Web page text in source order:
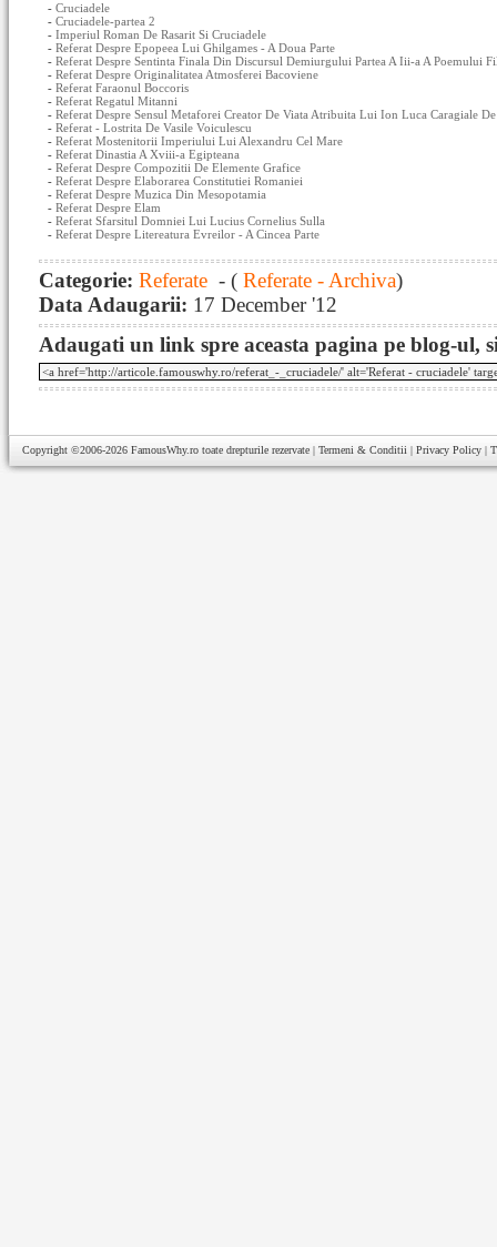
- Cruciadele
- Cruciadele-partea 2
- Imperiul Roman De Rasarit Si Cruciadele
- Referat Despre Epopeea Lui Ghilgames - A Doua Parte
- Referat Despre Sentinta Finala Din Discursul Demiurgului Partea A Iii-a A Poemului
- Referat Despre Originalitatea Atmosferei Bacoviene
- Referat Faraonul Boccoris
- Referat Regatul Mitanni
- Referat Despre Sensul Metaforei Creator De Viata Atribuita Lui Ion Luca Caragiale
- Referat - Lostrita De Vasile Voiculescu
- Referat Mostenitorii Imperiului Lui Alexandru Cel Mare
- Referat Dinastia A Xviii-a Egipteana
- Referat Despre Compozitii De Elemente Grafice
- Referat Despre Elaborarea Constitutiei Romaniei
- Referat Despre Muzica Din Mesopotamia
- Referat Despre Elam
- Referat Sfarsitul Domniei Lui Lucius Cornelius Sulla
- Referat Despre Litereatura Evreilor - A Cincea Parte
Categorie: Referate - ( Referate - Archiva)
Data Adaugarii: 17 December '12
Adaugati un link spre aceasta pagina pe blog-ul,
Copyright ©2006-2026 FamousWhy.ro toate drepturile rezervate | Termeni & Conditii | Privacy Policy |